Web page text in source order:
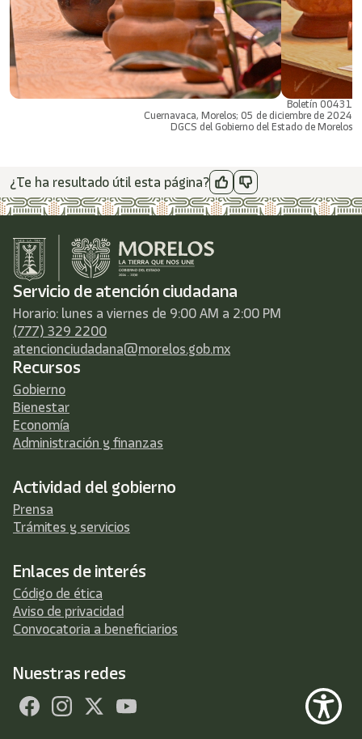
Boletín 00431
Cuernavaca, Morelos; 05 de diciembre de 2024
DGCS del Gobierno del Estado de Morelos
¿Te ha resultado útil esta página?
Servicio de atención ciudadana
Horario: lunes a viernes de 9:00 AM a 2:00 PM
(777) 329 2200
atencionciudadana@morelos.gob.mx
Recursos
Gobierno
Bienestar
Economía
Administración y finanzas
Actividad del gobierno
Prensa
Trámites y servicios
Enlaces de interés
Código de ética
Aviso de privacidad
Convocatoria a beneficiarios
Nuestras redes